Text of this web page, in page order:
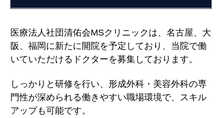
医療法人社団清佑会MSクリニックは、名古屋、大
阪、福岡に新たに開院を予定しており、当院で働
いていただけるドクターを募集しております。
しっかりと研修を行い、形成外科・美容外科の専
門性が深められる働きやすい職場環境で、スキル
アップも可能です。